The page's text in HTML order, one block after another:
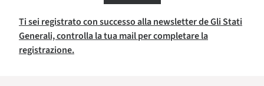
Ti sei registrato con successo alla newsletter de Gli Stati
Generali, controlla la tua mail per completare la
registrazione.